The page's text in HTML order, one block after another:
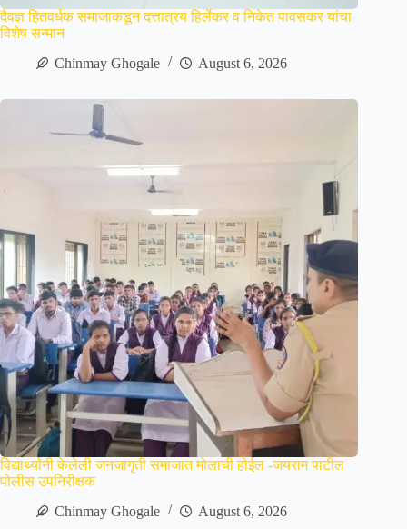
दैवज्ञ हितवर्धक समाजाकडून दत्तात्रय हिर्लेकर व निकेत पावसकर यांचा
विशेष सन्मान
Chinmay Ghogale
August 6, 2026
विद्यार्थ्यांनी केलेली जनजागृती समाजात मोलाची होईल -जयराम पाटील
पोलीस उपनिरीक्षक
Chinmay Ghogale
August 6, 2026